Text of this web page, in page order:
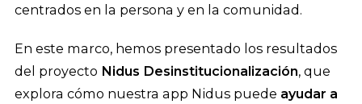
centrados en la persona y en la comunidad.
En este marco, hemos presentado los resultados
del proyecto Nidus Desinstitucionalización, que
explora cómo nuestra app Nidus puede ayudar a